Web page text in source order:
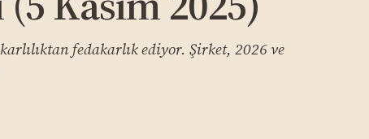
fedakarlık ediyor. Şirket, 2026 ve